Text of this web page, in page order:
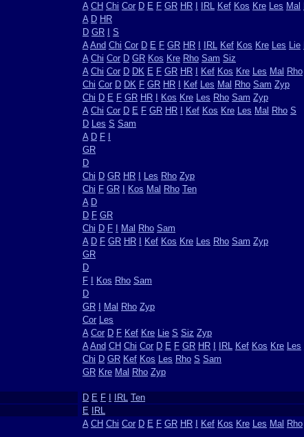
A CH Chi Cor D E F GR HR IRL Kef Kos Kre Les Mal
A D HR
D GR
S
A And Chi Cor D E F GR HR IRL Kef Kos Kre Les Lie
A Chi Cor D GR Kos Kre Rho Sam Siz
A Chi Cor D DK E F GR HR Kef Kos Kre Les Mal Rho
Chi Cor D DK F GR HR Kef Les Mal Rho Sam Zyp
Chi D E F GR HR Kos Kre Les Rho Sam Zyp
A Chi Cor D E F GR HR Kef Kos Kre Les Mal Rho S
D Les S Sam
A D F
GR
D
Chi D GR HR Les Rho Zyp
Chi F GR Kos Mal Rho Ten
A D
D F GR
Chi D F Mal Rho Sam
A D F GR HR Kef Kos Kre Les Rho Sam Zyp
GR
D
F Kos Rho Sam
D
GR Mal Rho Zyp
Cor Les
A Cor D F Kef Kre Lie S Siz Zyp
A And CH Chi Cor D E F GR HR IRL Kef Kos Kre Les
Chi D GR Kef Kos Les Rho S Sam
GR Kre Mal Rho Zyp
D E F IRL Ten
E
IRL
A CH Chi Cor D E F GR HR Kef Kos Kre Les Mal Rho